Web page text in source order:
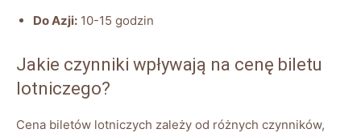
Do Azji: 10-15 godzin
Jakie czynniki wpływają na cenę biletu
lotniczego?
Cena biletów lotniczych zależy od różnych czynników,